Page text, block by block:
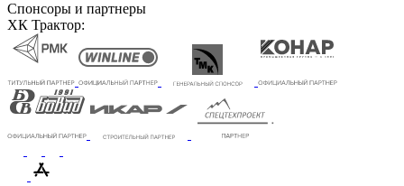
Спонсоры и партнеры
ХК Трактор: